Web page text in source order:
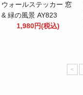
ウォールステッカー 窓
& 緑の風景 AY823
1,980円(税込)
<